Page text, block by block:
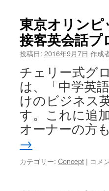
東京オリン
接客英会話
投稿日: 2016年9月7日 作成
チェリー式グ
は、「中学英
けのビジネス
す。これに追
オーナーの方
→
カテゴリー: Concept | 東
コメ